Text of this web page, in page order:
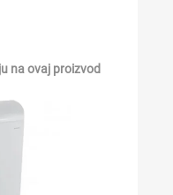
na ovaj proizvod